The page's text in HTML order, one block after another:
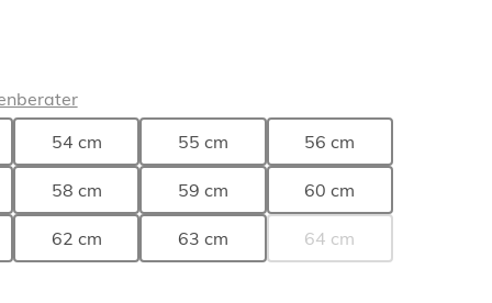
54 cm
55 cm 56 cm
58 cm 59 cm 60 cm
62 cm 63 cm 64 cm